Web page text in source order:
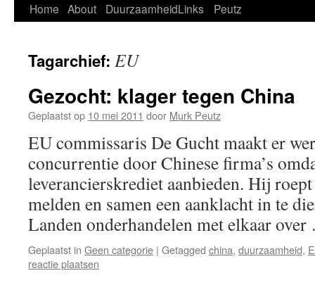
Spring
inhoud
Home About DuurzaamheidLinks Peutz
Tagarchief: EU
Gezocht: klager tegen China
Geplaatst op 10 mei 2011 door Murk Peutz
EU commissaris De Gucht maakt er
concurrentie door Chinese firma’s
leverancierskrediet aanbieden. Hij
melden en samen een aanklacht in te
Landen onderhandelen met elkaar
Geplaatst in Geen categorie | Getagged china, duurzaamheid,
reactie plaatsen